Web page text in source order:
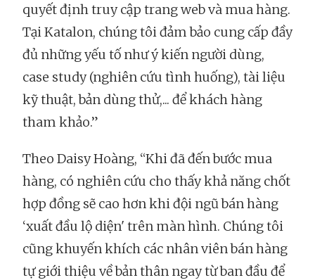
quyết định truy cập trang web và mua hàng.
Tại Katalon, chúng tôi đảm bảo cung cấp đầy
đủ những yếu tố như ý kiến người dùng,
case study (nghiên cứu tình huống), tài liệu
kỹ thuật, bản dùng thử,... để khách hàng
tham khảo.”
Theo Daisy Hoàng, “Khi đã đến bước mua
hàng, có nghiên cứu cho thấy khả năng chốt
hợp đồng sẽ cao hơn khi đội ngũ bán hàng
‘xuất đầu lộ diện' trên màn hình. Chúng tôi
cũng khuyến khích các nhân viên bán hàng
tự giới thiệu về bản thân ngay từ ban đầu để